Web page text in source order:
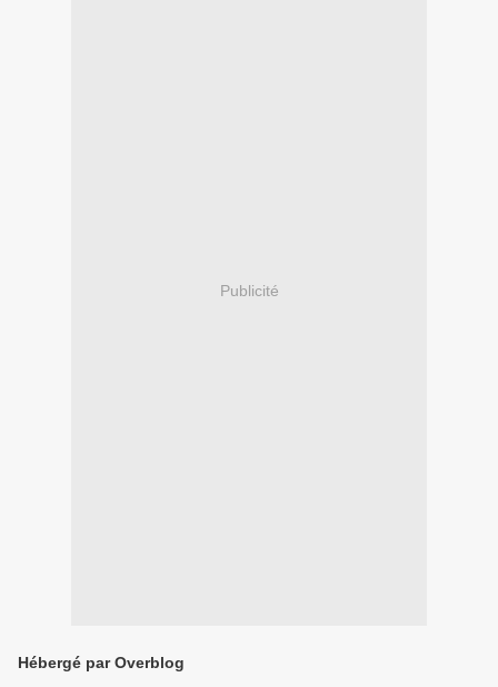
Publicité
Hébergé par Overblog